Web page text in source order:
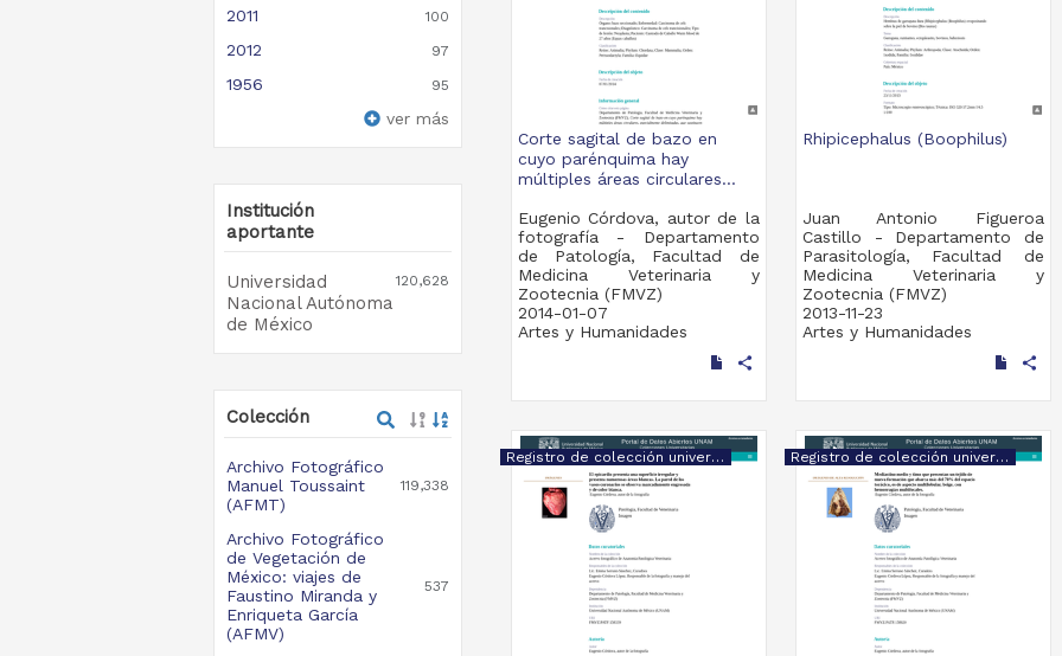
2011 100
2012 97
1956 95
ver más
Institución
aportante
Universidad
Nacional Autónoma
de México
120,628
Colección
Archivo Fotográfico
Manuel Toussaint
(AFMT)
119,338
Archivo Fotográfico
de Vegetación de
México: viajes de
Faustino Miranda y
Enriqueta García
(AFMV)
537
Corte sagital de bazo en
cuyo parénquima hay
múltiples áreas circulares...
Eugenio Córdova, autor de la
fotografía - Departamento
de Patología, Facultad de
Medicina Veterinaria y
Zootecnia (FMVZ)
2014-01-07
Artes y Humanidades
share
Rhipicephalus (Boophilus)
Juan Antonio Figueroa
Castillo - Departamento de
Parasitología, Facultad de
Medicina Veterinaria y
Zootecnia (FMVZ)
2013-11-23
Artes y Humanidades
share
Registro de colección universitaria Registro de colección universitaria